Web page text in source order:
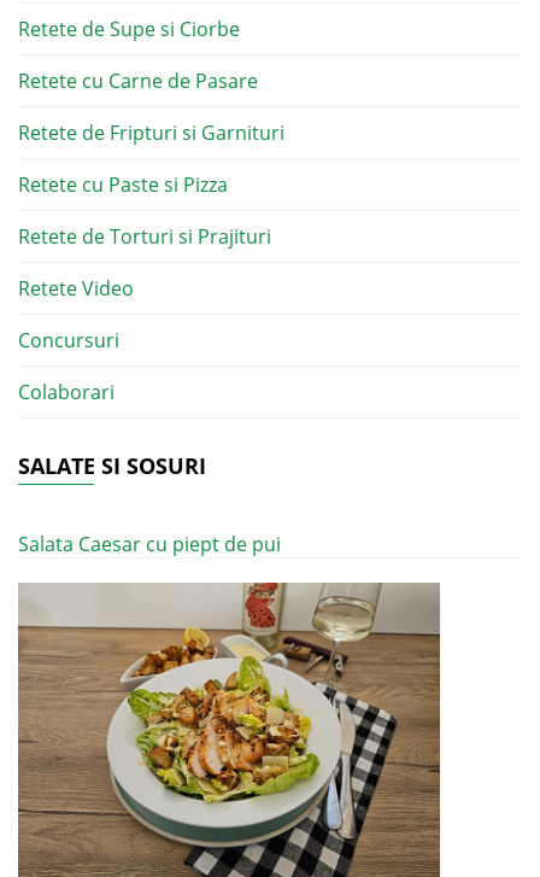
Retete de Supe si Ciorbe
Retete cu Carne de Pasare
Retete de Fripturi si Garnituri
Retete cu Paste si Pizza
Retete de Torturi si Prajituri
Retete Video
Concursuri
Colaborari
SALATE SI SOSURI
Salata Caesar cu piept de pui